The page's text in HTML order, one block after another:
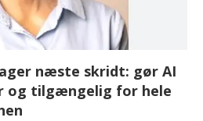
næste skridt: gør AI
og tilgængelig for hele